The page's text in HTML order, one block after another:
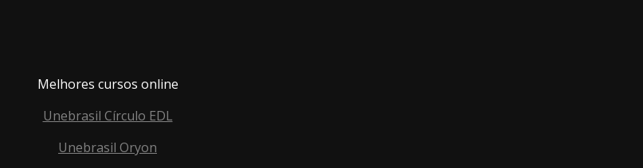
Melhores cursos online
Unebrasil Círculo EDL
Unebrasil Oryon